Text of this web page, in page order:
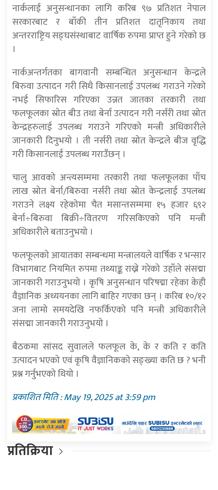
नार्कलाई अनुसन्धानका लागि करिब ९७ प्रतिशत नेपाल
सरकारबाट र बाँकी तीन प्रतिशत दातृनिकाय तथा
अन्तरराष्ट्रिय सङ्घसंस्थाबाट वार्षिक रुपमा प्राप्त हुने गरेको छ
।
नार्कअन्तर्गतका बागवानी सम्बन्धित अनुसन्धान केन्द्रले
बिरुवा उत्पादन गरी सिधै किसानलाई उपलब्ध गराउने गरेको
नभई सिफारिस गरिएका उन्नत जातका तरकारी तथा
फलफूलका स्रोत बीउ तथा बेर्ना उत्पादन गरी नर्सरी तथा स्रोत
केन्द्रहरुलाई उपलब्ध गराउने गरिएको मन्त्री अधिकारीले
जानकारी दिनुभयो । ती नर्सरी तथा स्रोत केन्द्रले बीज वृद्धि
गरी किसानलाई उपलब्ध गराउँछन् ।
चालु आवको अन्त्यसम्ममा तरकारी तथा फलफूलका पाँच
लाख स्रोत बेर्ना/बिरुवा नर्सरी तथा स्रोत केन्द्रलाई उपलब्ध
गराउने लक्ष्य रहेकोमा चैत मसान्तसम्ममा १५ हजार ६९२
बेर्ना÷बिरुवा बिक्री÷वितरण गरिसकिएको पनि मन्त्री
अधिकारीले बताउनुभयो ।
फलफूलको आयातका सम्बन्धमा मन्त्रालयले वार्षिक र भन्सार
विभागबाट नियमित रुपमा तथ्याङ्क राख्ने गरेको उहाँले संसद्मा
जानकारी गराउनुभयो । कृषि अनुसन्धान परिषद्मा रहेका केही
वैज्ञानिक अध्ययनका लागि बाहिर गएका छन् । करिब १०/१२
जना लामो समयदेखि नफर्किएको पनि मन्त्री अधिकारीले
संसद्मा जानकारी गराउनुभयो ।
बैठकमा सांसद सुवालले फलफूल के, के र कति र कति
उत्पादन भएको एवं कृषि वैज्ञानिकको सङ्ख्या कति छ ? भनी
प्रश्न गर्नुभएको थियो ।
प्रकाशित मिति : May 19, 2025 at 3:59 pm
प्रतिक्रिया